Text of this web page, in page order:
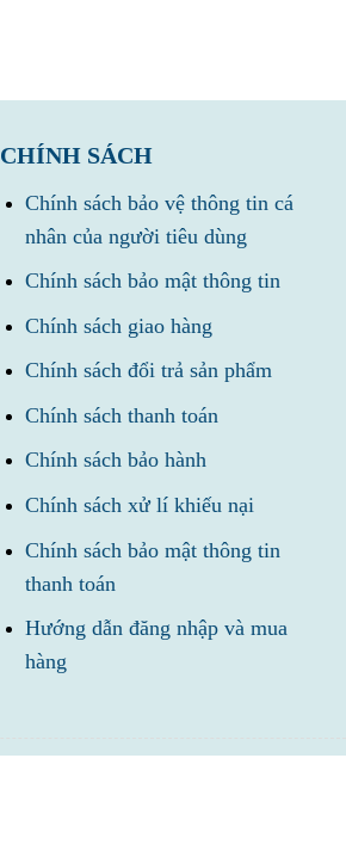
CHÍNH SÁCH
Chính sách bảo vệ thông tin cá
nhân của người tiêu dùng
Chính sách bảo mật thông tin
Chính sách giao hàng
Chính sách đổi trả sản phẩm
Chính sách thanh toán
Chính sách bảo hành
Chính sách xử lí khiếu nại
Chính sách bảo mật thông tin
thanh toán
Hướng dẫn đăng nhập và mua
hàng